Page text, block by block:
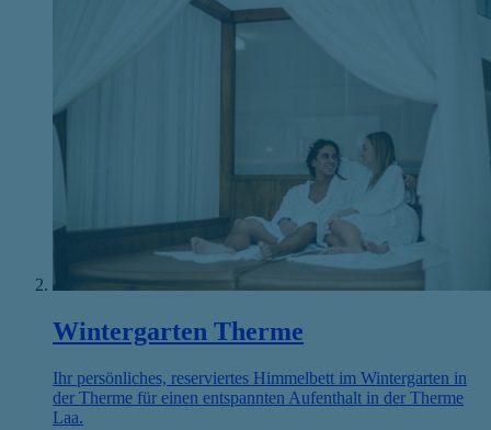
Wintergarten Therme
Ihr persönliches, reserviertes Himmelbett im Wintergarten in
der Therme für einen entspannten Aufenthalt in der Therme
Laa.